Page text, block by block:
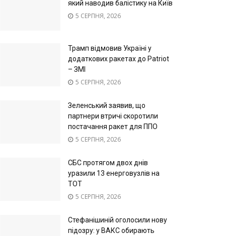
який наводив балістику на Київ
5 СЕРПНЯ, 2026
Трамп відмовив Україні у
додаткових ракетах до Patriot
– ЗМІ
5 СЕРПНЯ, 2026
Зеленський заявив, що
партнери втричі скоротили
постачання ракет для ППО
5 СЕРПНЯ, 2026
СБС протягом двох днів
уразили 13 енерговузлів на
ТОТ
5 СЕРПНЯ, 2026
Стефанішиній оголосили нову
підозру: у ВАКС обирають